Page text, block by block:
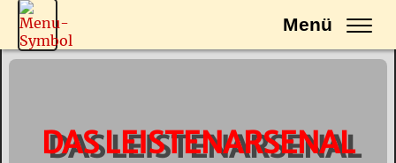
Menü
DAS LEISTENARSENAL